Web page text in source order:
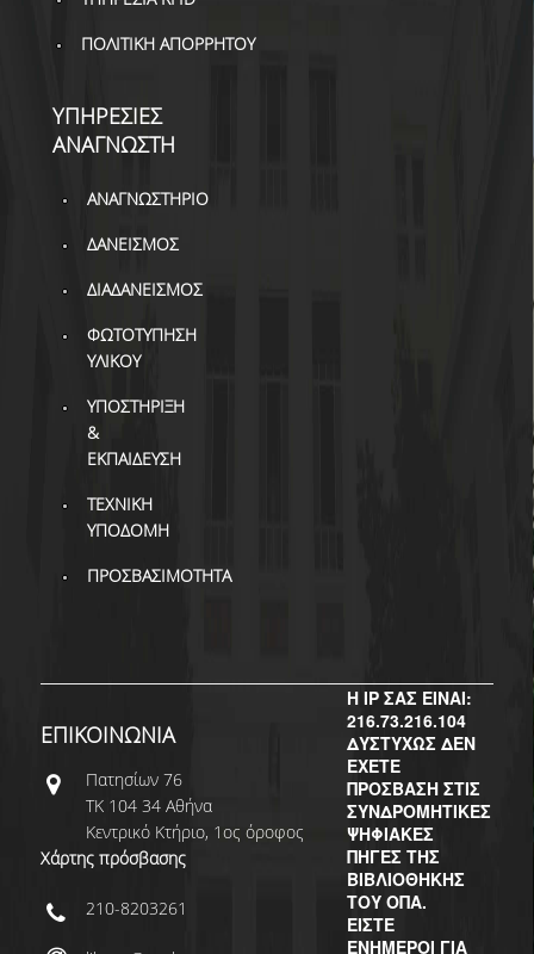
ΠΟΛΙΤΙΚΗ ΑΠΟΡΡΗΤΟΥ
ΥΠΗΡΕΣΙΕΣ
ΑΝΑΓΝΩΣΤΗ
ΑΝΑΓΝΩΣΤΗΡΙΟ
ΔΑΝΕΙΣΜΟΣ
ΔΙΑΔΑΝΕΙΣΜΟΣ
ΦΩΤΟΤΥΠΗΣΗ
ΥΛΙΚΟΥ
ΥΠΟΣΤΗΡΙΞΗ
&
ΕΚΠΑΙΔΕΥΣΗ
ΤΕΧΝΙΚΗ
ΥΠΟΔΟΜΗ
ΠΡΟΣΒΑΣΙΜΟΤΗΤΑ
Η IP ΣΑΣ ΕΙΝΑΙ:
216.73.216.104
ΔΥΣΤΥΧΩΣ ΔΕΝ
ΕΧΕΤΕ
ΠΡΟΣΒΑΣΗ ΣΤΙΣ
ΣΥΝΔΡΟΜΗΤΙΚΕΣ
ΨΗΦΙΑΚΕΣ
ΠΗΓΕΣ ΤΗΣ
ΒΙΒΛΙΟΘΗΚΗΣ
ΤΟΥ ΟΠΑ.
ΕΙΣΤΕ
ΕΝΗΜΕΡΟΙ ΓΙΑ
ΕΠΙΚΟΙΝΩΝΙΑ
Πατησίων 76
ΤΚ 104 34 Αθήνα
Κεντρικό Κτήριο, 1ος όροφος
Χάρτης πρόσβασης
210-8203261